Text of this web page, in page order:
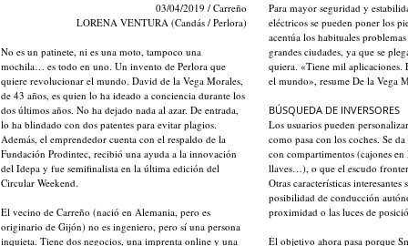
03/04/2019 / Carreño
LORENA VENTURA (Candás / Perlora)
No es un patinete, ni es una moto, tampoco una
mochila… es todo en uno. Un invento de Perlora que
quiere revolucionar el mundo. David de la Vega Morales,
de 43 años, es quien lo ha ideado a conciencia durante los
dos últimos años. No ha dejado nada al azar. De entrada,
lo ha blindado con dos patentes para evitar plagios.
Además, el emprendedor cuenta con el respaldo de la
Fundación Prodintec, recibió una ayuda a la innovación
del Idepa y fue semifinalista en la última edición del
Circular Weekend.
El vecino de Carreño (nació en Alemania, pero es
originario de Gijón) no es ingeniero, pero sí una persona
inquieta. Tiene dos negocios, una imprenta online y una
Para mayor seguridad y
eléctricos se pueden poner los
acentúa los habituales
grandes ciudades, ya que se
quiera. «Tiene mil aplicaciones.
el mundo», resume De la Vega
BÚSQUEDA DE INVERSORES
Los usuarios pueden
como pasa con los coches. Se
con compartimentos (cajones
llaves…), o que el escudo
Otras características interesantes
posibilidad de conducción
proximidad o las luces de
El objetivo ahora pasa porque